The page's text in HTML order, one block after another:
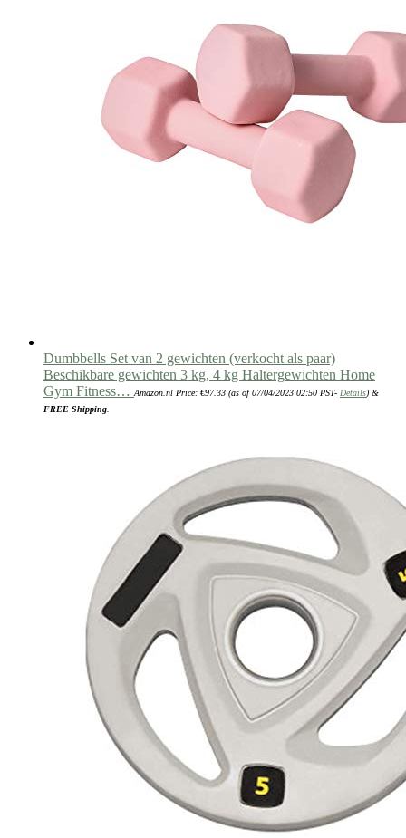
Dumbbells Set van 2 gewichten (verkocht als paar)
Beschikbare gewichten 3 kg, 4 kg Haltergewichten Home
Gym Fitness… Amazon.nl Price: €97.33 (as of 07/04/2023 02:50 PST- Details) &
FREE Shipping